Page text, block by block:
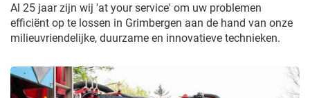
Al 25 jaar zijn wij 'at your service' om uw problemen
efficiënt op te lossen in Grimbergen aan de hand van onze
milieuvriendelijke, duurzame en innovatieve technieken.